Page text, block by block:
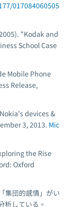
017084060505
"Kodak and
School Case
Mobile Phone
Release,
devices &
3, 2013. Mic
the Rise
Oxford
集団的感情」がい
析している。